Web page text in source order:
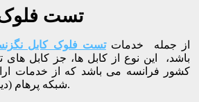
تست
از جمله خدماتتست فلوک کابل
باشد، این نوع از کابل ها، جز کابل های
کشور فرانسه می باشد که از خدمات
شبکه پرهام (دیجی فلوک) نیز می باشد.